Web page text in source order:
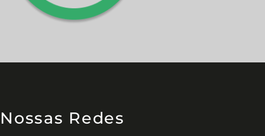
Nossas Redes